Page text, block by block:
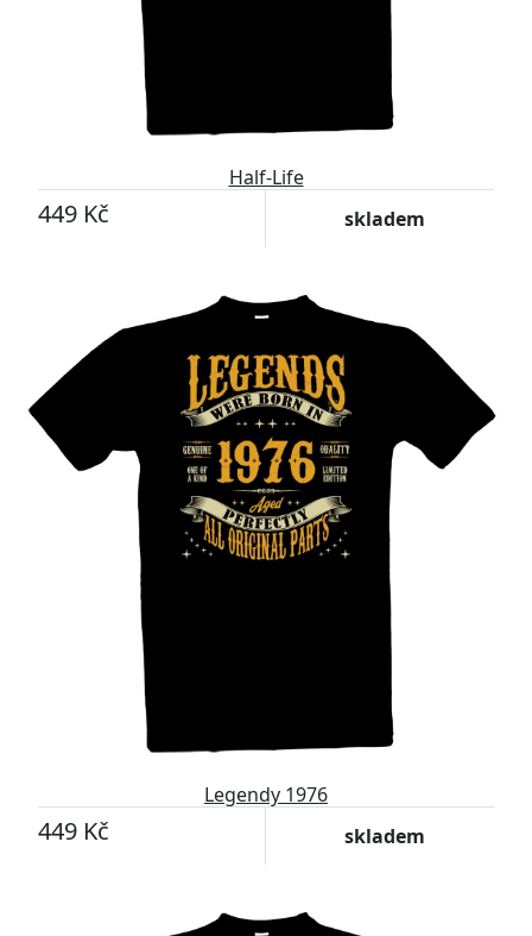
Half-Life
449 Kč skladem
Legendy 1976
449 Kč skladem